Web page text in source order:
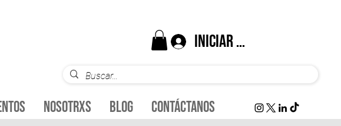
Nosotrxs Blog Contáctanos
Iniciar sesión